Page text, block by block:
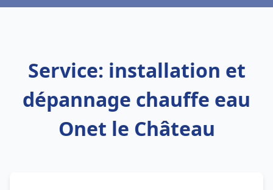
Service: installation et
dépannage chauffe eau
Onet le Château